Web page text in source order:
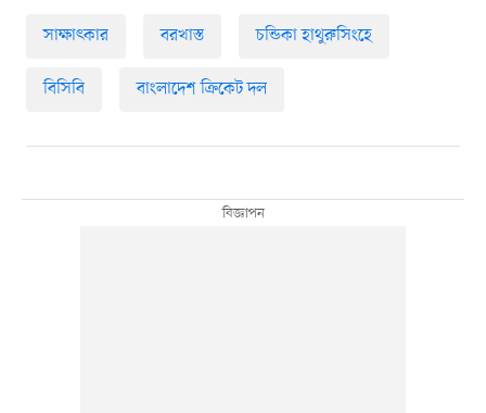
সাক্ষাৎকার বরখাস্ত চন্ডিকা হাথুরুসিংহে
বিসিবি বাংলাদেশ ক্রিকেট দল